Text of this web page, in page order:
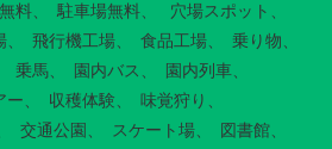
料 駐車場無料
穴場スポット
飛行機工場 食品工場
乗り物
乗馬 園内バス
園内列車
ー 収穫体験
味覚狩り
交通公園 スケート場 図書館